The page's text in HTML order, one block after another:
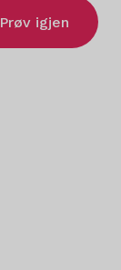
Prøv igjen